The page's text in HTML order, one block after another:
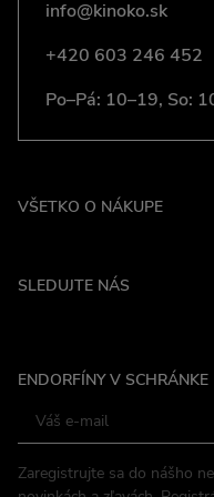
info@kinoko.sk
+420 603 246 452
Po–Pá: 10–19, So:
VŠETKO O NÁKUPE
SLEDUJTE NÁS
Facebook
ENDORFÍNY V SCHRÁNKE
Zaregistrujte sa do nášho